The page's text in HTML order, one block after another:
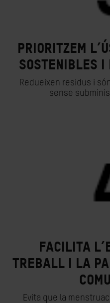
Prioritzem
sostenibles
Redueixen residus i
sense
Facilita
treball i la
Evita que la